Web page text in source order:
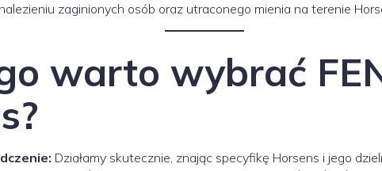
zaginionych osób oraz utraconego mienia na terenie
warto wybrać
Działamy skutecznie, znając specyfikę Horsens i jego